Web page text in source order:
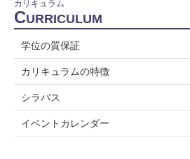
カリキュラム
CURRICULUM
学位の質保証
カリキュラムの特徴
シラバス
イベントカレンダー